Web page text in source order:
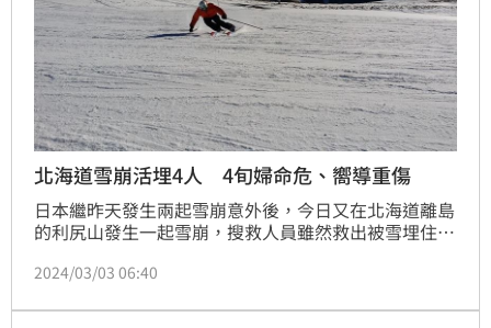
北海道雪崩活埋4人 4旬婦命危、嚮導重傷
日本繼昨天發生兩起雪崩意外後，今日又在北海道離島
的利尻山發生一起雪崩，搜救人員雖然救出被雪埋住的
男性受到骨折重傷。
2024/03/03 06:40